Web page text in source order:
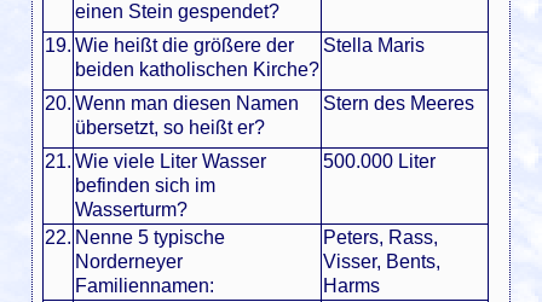
einen Stein gespendet?
19. Wie heißt die größere der
beiden katholischen Kirche?
Stella Maris
20. Wenn man diesen Namen
übersetzt, so heißt er?
Stern des Meeres
21. Wie viele Liter Wasser
befinden sich im
Wasserturm?
500.000 Liter
22. Nenne 5 typische
Norderneyer
Familiennamen:
Peters, Rass,
Visser, Bents,
Harms